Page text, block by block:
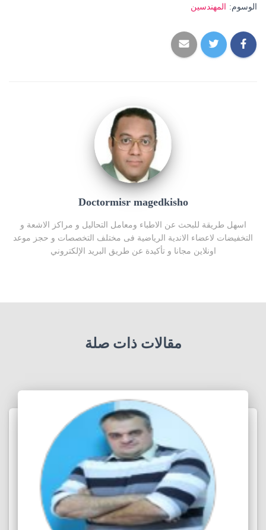
الوسوم: المهندسين
Doctormisr magedkisho
اسهل طريقة للبحث عن الاطباء ومعامل التحاليل و مراكز الاشعة و
التخفيضات لاعضاء الاندية الرياضية فى مختلف التخصصات و حجز موعد
اونلاين مجانا و تأكيدة عن طريق البريد الإلكتروني
مقالات ذات صلة